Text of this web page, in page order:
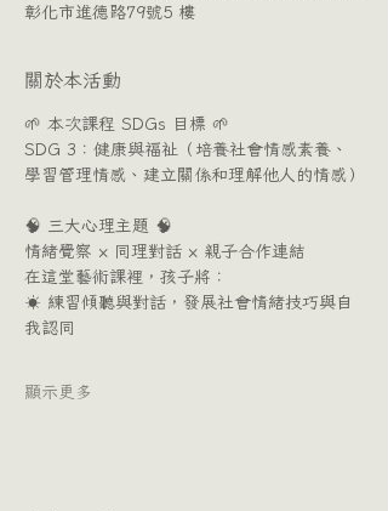
彰化市進德路79號5 樓
關於本活動
🌱 本次課程 SDGs 目標 🌱
SDG 3：健康與福祉（培養社會情感素養、
學習管理情感、建立關係和理解他人的情感）
🧠 三大心理主題 🧠
情緒覺察 × 同理對話 × 親子合作連結
在這堂藝術課裡，孩子將：
☀️ 練習傾聽與對話，發展社會情緒技巧與自
我認同
顯示更多